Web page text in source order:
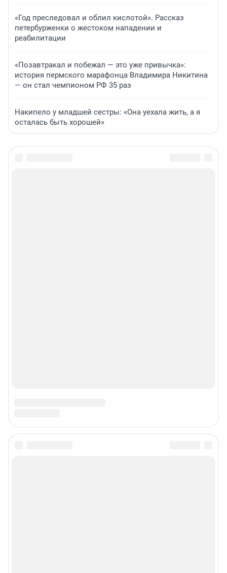
«Год преследовал и облил кислотой». Рассказ
петербурженки о жестоком нападении и
реабилитации
«Позавтракал и побежал — это уже привычка»:
история пермского марафонца Владимира Никитина
— он стал чемпионом РФ 35 раз
Накипело у младшей сестры: «Она уехала жить, а я
осталась быть хорошей»